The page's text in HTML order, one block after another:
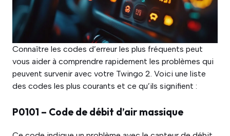
Connaître les codes d’erreur les plus fréquents peut
vous aider à comprendre rapidement les problèmes qui
peuvent survenir avec votre Twingo 2. Voici une liste
des codes les plus courants et ce qu’ils signifient :
P0101 – Code de débit d’air massique